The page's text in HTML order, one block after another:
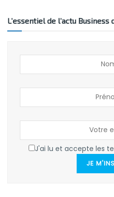
L’essentiel de l’actu
J'ai lu et accepte les
JE